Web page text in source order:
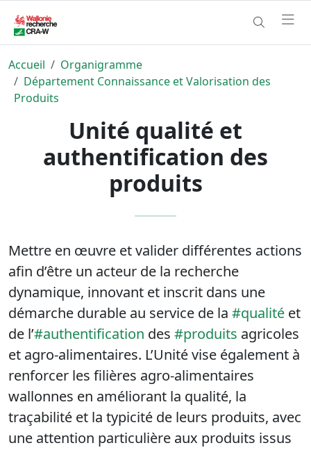
Accueil
Organigramme
Département Connaissance et Valorisation des
Produits
Unité qualité et
authentification des
produits
Mettre en œuvre et valider différentes actions
afin d’être un acteur de la recherche
dynamique, innovant et inscrit dans une
démarche durable au service de la #qualité et
de l’#authentification des #produits agricoles
et agro-alimentaires. L’Unité vise également à
renforcer les filières agro-alimentaires
wallonnes en améliorant la qualité, la
traçabilité et la typicité de leurs produits, avec
une attention particulière aux produits issus